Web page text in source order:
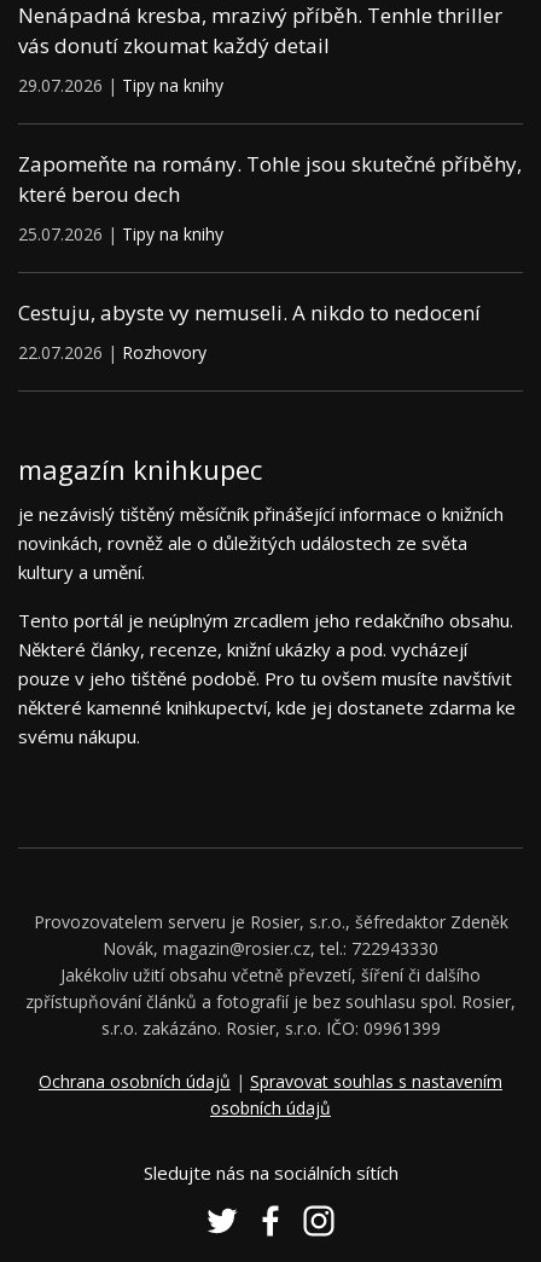
Nenápadná kresba, mrazivý příběh. Tenhle thriller
vás donutí zkoumat každý detail
29.07.2026 | Tipy na knihy
Zapomeňte na romány. Tohle jsou skutečné příběhy,
které berou dech
25.07.2026 | Tipy na knihy
Cestuju, abyste vy nemuseli. A nikdo to nedocení
22.07.2026 | Rozhovory
magazín knihkupec
je nezávislý tištěný měsíčník přinášející informace o knižních
novinkách, rovněž ale o důležitých událostech ze světa
kultury a umění.
Tento portál je neúplným zrcadlem jeho redakčního obsahu.
Některé články, recenze, knižní ukázky a pod. vycházejí
pouze v jeho tištěné podobě. Pro tu ovšem musíte navštívit
některé kamenné knihkupectví, kde jej dostanete zdarma ke
svému nákupu.
Provozovatelem serveru je Rosier, s.r.o., šéfredaktor Zdeněk
Novák, magazin@rosier.cz, tel.: 722943330
Jakékoliv užití obsahu včetně převzetí, šíření či dalšího
zpřístupňování článků a fotografií je bez souhlasu spol. Rosier,
s.r.o. zakázáno. Rosier, s.r.o. IČO: 09961399
Ochrana osobních údajů | Spravovat souhlas s nastavením
osobních údajů
Sledujte nás na sociálních sítích